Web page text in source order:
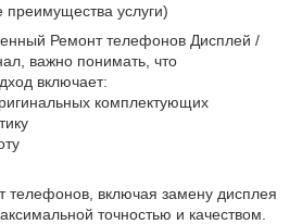
преимущества услуги)
Ремонт телефонов Дисплей /
важно понимать, что
включает:
комплектующих
включая замену дисплея
точностью и качеством.